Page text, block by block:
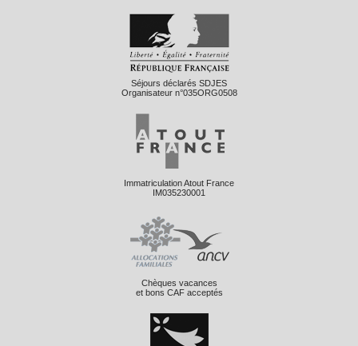
Séjours déclarés SDJES
Organisateur n°035ORG0508
Immatriculation Atout France
IM035230001
Chèques vacances
et bons CAF acceptés